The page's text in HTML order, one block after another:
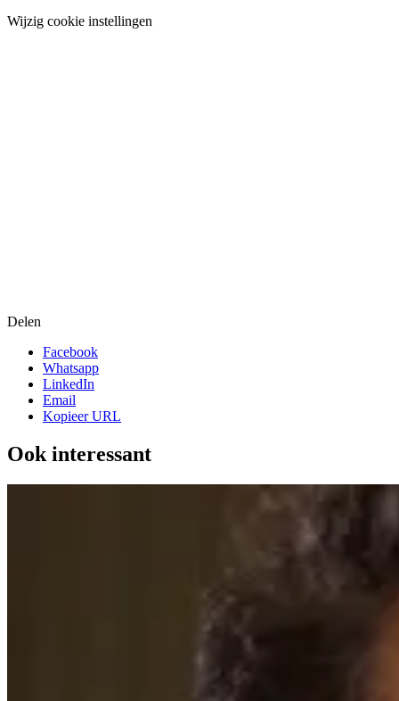
Wijzig cookie instellingen
Delen
Facebook
Whatsapp
LinkedIn
Email
Kopieer URL
Ook interessant